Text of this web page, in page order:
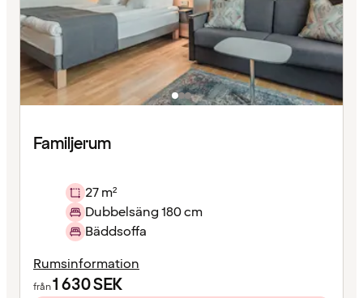
Familjerum
27 m²
Dubbelsäng 180 cm
Bäddsoffa
Rumsinformation
från1 630SEK